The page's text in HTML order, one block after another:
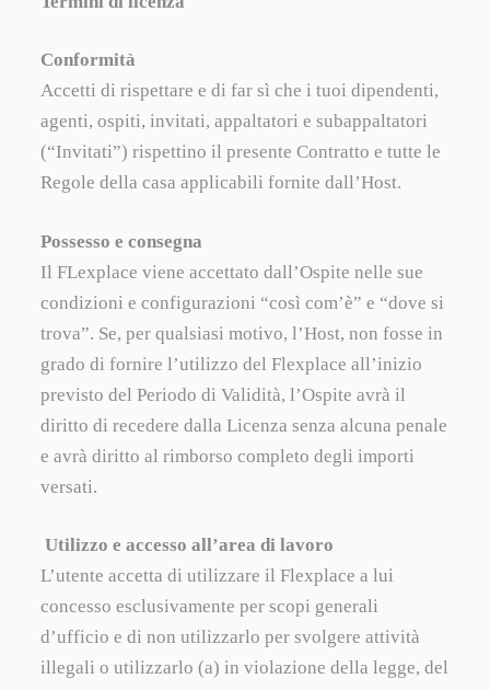
Conformità
Accetti di rispettare e di far sì che i tuoi dipendenti,
agenti, ospiti, invitati, appaltatori e subappaltatori
(“Invitati”) rispettino il presente Contratto e tutte le
Regole della casa applicabili fornite dall’Host.
Possesso e consegna
Il FLexplace viene accettato dall’Ospite nelle sue
condizioni e configurazioni “così com’è” e “dove si
trova”. Se, per qualsiasi motivo, l’Host, non fosse in
grado di fornire l’utilizzo del Flexplace all’inizio
previsto del Periodo di Validità, l’Ospite avrà il
diritto di recedere dalla Licenza senza alcuna penale
e avrà diritto al rimborso completo degli importi
versati.
Utilizzo e accesso all’area di lavoro
L’utente accetta di utilizzare il Flexplace a lui
concesso esclusivamente per scopi generali
d’ufficio e di non utilizzarlo per svolgere attività
illegali o utilizzarlo (a) in violazione della legge, del